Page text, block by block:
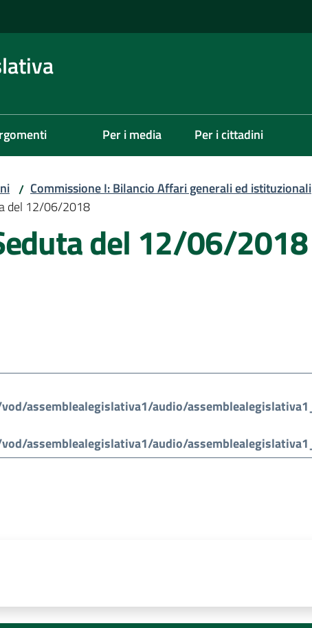
Per i media Per i cittadini
/ Commissione I: Bilancio Affari generali ed istituzionali
del 12/06/2018
del 12/06/2018